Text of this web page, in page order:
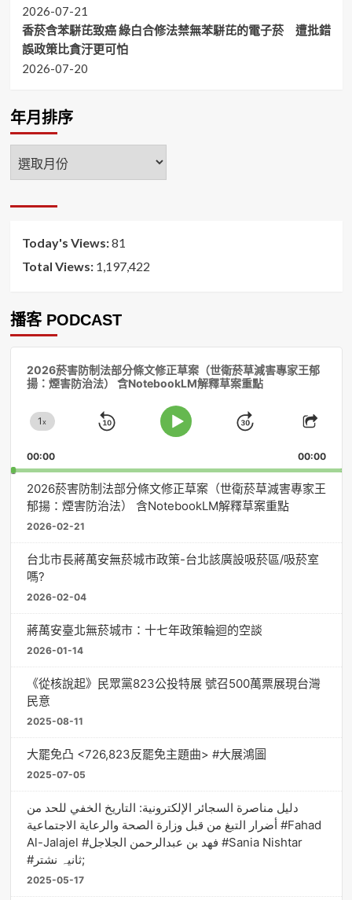
2026-07-21
香菸含苯駢芘致癌 綠白合修法禁無苯駢芘的電子菸 遭批錯
誤政策比貪汙更可怕
2026-07-20
年月排序
年
月
序
Today's Views:81
Total Views: 1,197,422
播客 PODCAST
2026菸害防制法部分條文修正草案（世衛菸草減害專家王郁
揚：煙害防治法） 含NotebookLM解釋草案重點
Change
Rate
1x
Skip
Play
Jump
Forward
Share
00:00 00:00
2026菸害防制法部分條文修正草案（世衛菸草減害專家王
郁揚：煙害防治法） 含NotebookLM解釋草案重點
2026-02-21
台北市長蔣萬安無菸城市政策-台北該廣設吸菸區/吸菸室
嗎?
2026-02-04
蔣萬安臺北無菸城市：十七年政策輪迴的空談
2026-01-14
《從核說起》民眾黨823公投特展 號召500萬票展現台灣
民意
2025-08-11
大罷免凸 <726,823反罷免主題曲> #大展鴻圖
2025-07-05
دليل مناصرة السجائر الإلكترونية: التاريخ الخفي للحد من
أضرار التبغ من قبل وزارة الصحة والرعاية الاجتماعية #Fahad
Al-Jalajel #فهد بن عبدالرحمن الجلاجل #Sania Nishtar
#ثانیہ نشتر;
2025-05-17